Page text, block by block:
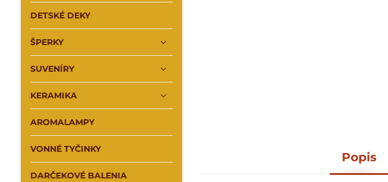
Popis
DETSKÉ DEKY
ŠPERKY
SUVENÍRY
KERAMIKA
AROMALAMPY
VONNÉ TYČINKY
DARČEKOVÉ BALENIA